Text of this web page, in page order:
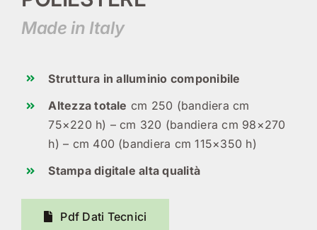
Made in Italy
Struttura in alluminio componibile
Altezza totale cm 250 (bandiera cm
75×220 h) – cm 320 (bandiera cm 98×270
h) – cm 400 (bandiera cm 115×350 h)
Stampa digitale alta qualità
Pdf Dati Tecnici